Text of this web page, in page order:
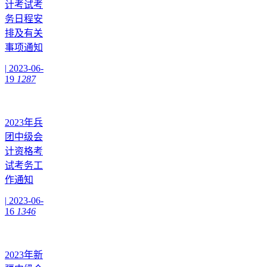
计考试考
务日程安
排及有关
事项通知
| 2023-06-
19 1287
2023年兵
团中级会
计资格考
试考务工
作通知
| 2023-06-
16 1346
2023年新